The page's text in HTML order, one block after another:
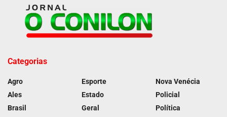
Categorias
Agro
Ales
Brasil
Esporte
Estado
Geral
Nova Venécia
Policial
Política